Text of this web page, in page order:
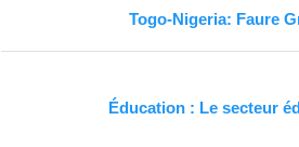
Togo-Nigeria: Faure
Éducation : Le secteur